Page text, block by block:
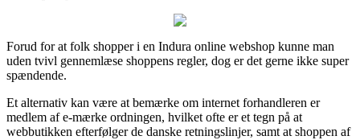
Forud for at folk shopper i en Indura online webshop kunne man
uden tvivl gennemlæse shoppens regler, dog er det gerne ikke super
spændende.
Et alternativ kan være at bemærke om internet forhandleren er
medlem af e-mærke ordningen, hvilket ofte er et tegn på at
webbutikken efterfølger de danske retningslinjer, samt at shoppen af